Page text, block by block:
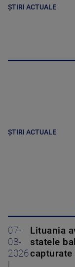
ȘTIRI ACTUALE
ȘTIRI ACTUALE
07-
08-
2026
Lituania
statele
capturate